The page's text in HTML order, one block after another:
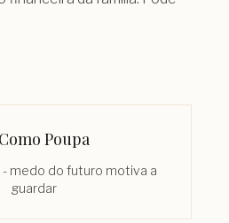
Poupa
medo do futuro motiva a
guardar